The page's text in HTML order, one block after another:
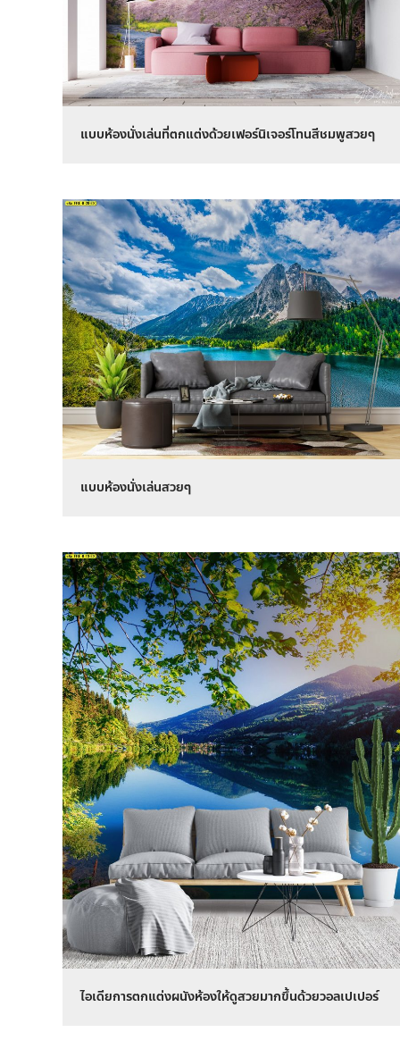
แบบห้องนั่งเล่นที่ตกแต่งด้วยเฟอร์นิเจอร์โทนสีชมพูสวยๆ
แบบห้องนั่งเล่นสวยๆ
ไอเดียการตกแต่งผนังห้องให้ดูสวยมากขึ้นด้วยวอลเปเปอร์